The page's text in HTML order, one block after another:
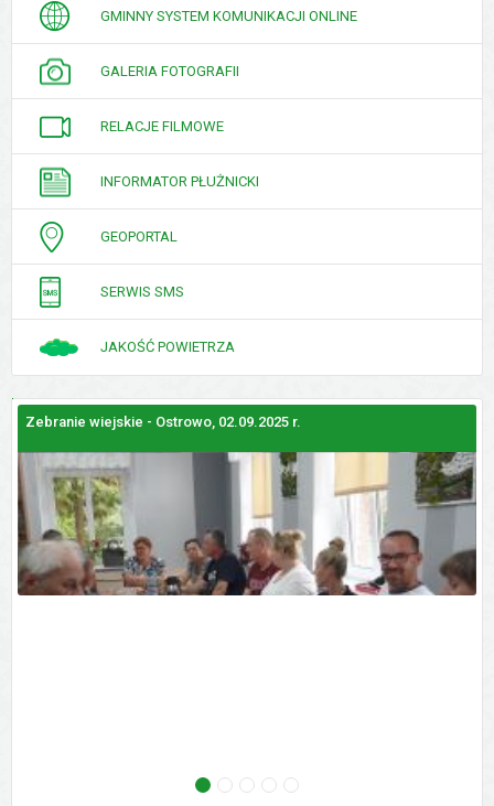
GMINNY SYSTEM KOMUNIKACJI ONLINE
GALERIA FOTOGRAFII
RELACJE FILMOWE
INFORMATOR PŁUŻNICKI
GEOPORTAL
SERWIS SMS
JAKOŚĆ POWIETRZA
GALERIE
ZDJĘĆ
następne - Zebranie wiejskie - Ostrowo,
następne - Zebranie wiejskie - Orłowo,
następne - Zebranie wiejskie -
następne - XVI Sesja Rady
Zebranie wiejskie - Ostrowo, 02.09.2025 r.